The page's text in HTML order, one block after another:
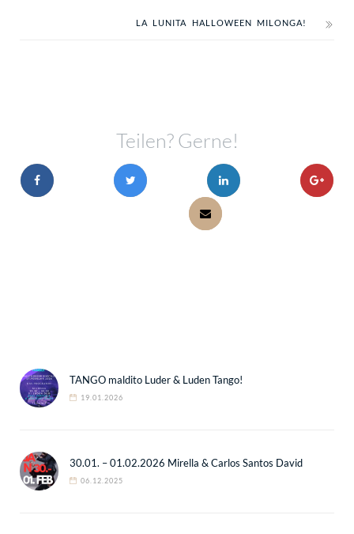
LA LUNITA HALLOWEEN MILONGA!
Teilen? Gerne!
TANGO maldito Luder & Luden Tango!
19.01.2026
30.01. – 01.02.2026 Mirella & Carlos Santos David
06.12.2025